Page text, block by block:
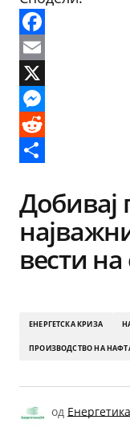
Facebook
Email
X
Messenger
Reddit
Добивај
вести
ЕНЕРГЕТСКА КРИЗА
ПРОИЗВОДСТВО НА
од